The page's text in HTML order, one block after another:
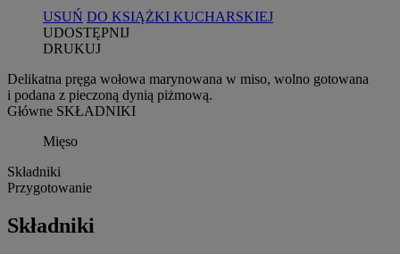
USUŃ DO KSIĄŻKI KUCHARSKIEJ
UDOSTĘPNIJ
DRUKUJ
Delikatna pręga wołowa marynowana w miso, wolno gotowana
i podana z pieczoną dynią piżmową.
Główne SKŁADNIKI
Mięso
Składniki
Przygotowanie
Składniki